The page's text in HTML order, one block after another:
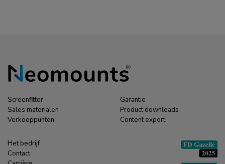
Screenfitter
Sales materialen
Verkooppunten
Garantie
Product downloads
Content export
Het bedrijf
Contact